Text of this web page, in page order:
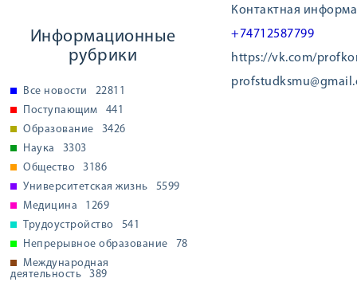
Информационные
рубрики
Все новости
22811
Поступающим
441
Образование
3426
Наука
3303
Общество
3186
Университетская жизнь
5599
Медицина
1269
Трудоустройство
541
Непрерывное образование
78
Международная
деятельность
389
Контактная
+74712587799
https://vk.com/